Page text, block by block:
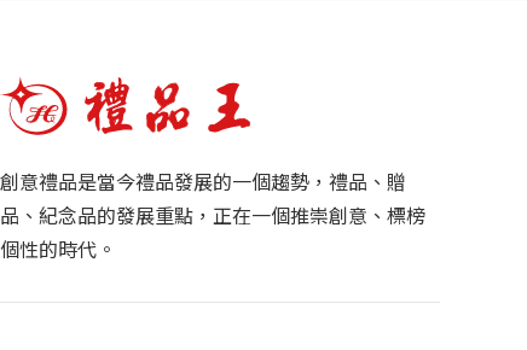
創意禮品是當今禮品發展的一個趨勢，禮品、贈
品、紀念品的發展重點，正在一個推崇創意、標榜
個性的時代。